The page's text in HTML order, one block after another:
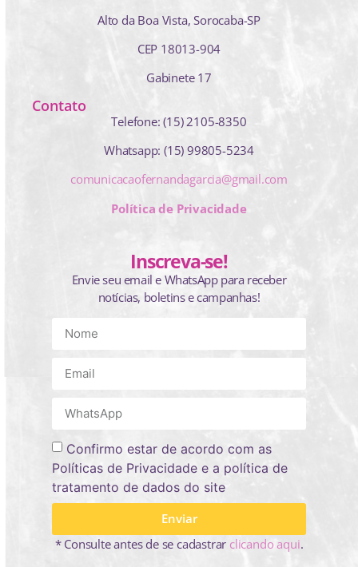
Alto da Boa Vista, Sorocaba-SP
CEP 18013-904
Gabinete 17
Contato
Telefone: (15) 2105-8350
Whatsapp: (15) 99805-5234
comunicacaofernandagarcia@gmail.com
Política de Privacidade
Inscreva-se!
Envie seu email e WhatsApp para receber
notícias, boletins e campanhas!
Confirmo estar de acordo com as
Políticas de Privacidade e a política de
tratamento de dados do site
Enviar
* Consulte antes de se cadastrar clicando aqui.